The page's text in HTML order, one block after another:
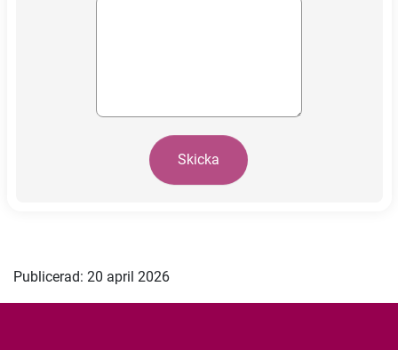
Skicka
Publicerad: 20 april 2026